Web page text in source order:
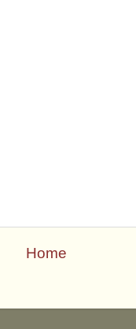
Home